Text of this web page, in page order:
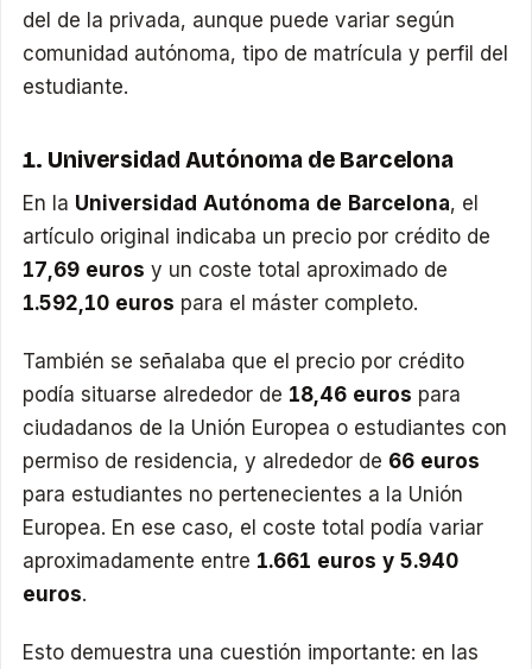
del de la privada, aunque puede variar según
comunidad autónoma, tipo de matrícula y perfil del
estudiante.
1. Universidad Autónoma de Barcelona
En la Universidad Autónoma de Barcelona, el
artículo original indicaba un precio por crédito de
17,69 euros y un coste total aproximado de
1.592,10 euros para el máster completo.
También se señalaba que el precio por crédito
podía situarse alrededor de 18,46 euros para
ciudadanos de la Unión Europea o estudiantes con
permiso de residencia, y alrededor de 66 euros
para estudiantes no pertenecientes a la Unión
Europea. En ese caso, el coste total podía variar
aproximadamente entre 1.661 euros y 5.940
euros.
Esto demuestra una cuestión importante: en las